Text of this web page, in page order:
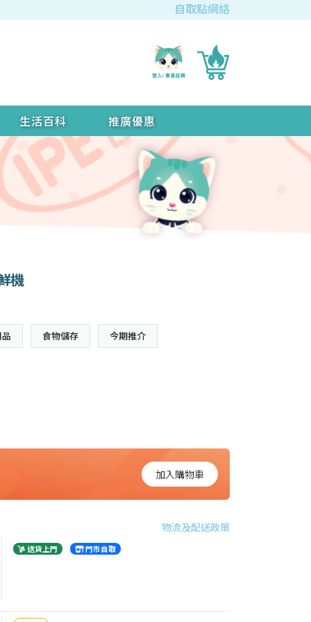
自取點網絡
生活百科 推廣優惠
機
食物儲存 今期推介
加入購物車
物流及配送政策
送貨上門 門市自取